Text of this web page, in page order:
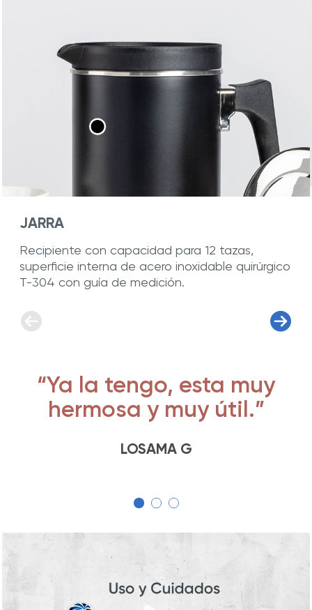
JARRA
Recipiente con capacidad para 12 tazas,
superficie interna de acero inoxidable quirúrgico
T-304 con guía de medición.
“Ya la tengo, esta muy
hermosa y muy útil.”
LOSAMA G